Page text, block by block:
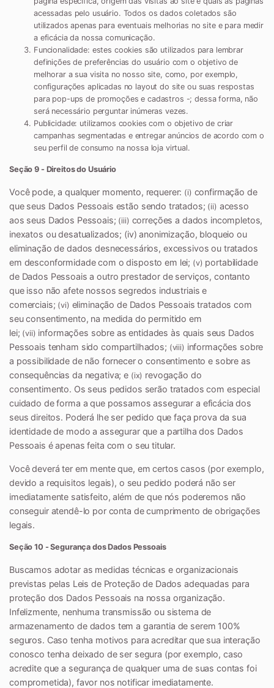
acessadas pelo usuário. Todos os dados coletados são
utilizados apenas para eventuais melhorias no site e para medir
a eficácia da nossa comunicação.
Funcionalidade: estes cookies são utilizados para lembrar
definições de preferências do usuário com o objetivo de
melhorar a sua visita no nosso site, como, por exemplo,
configurações aplicadas no layout do site ou suas respostas
para pop-ups de promoções e cadastros -; dessa forma, não
será necessário perguntar inúmeras vezes.
Publicidade: utilizamos cookies com o objetivo de criar
campanhas segmentadas e entregar anúncios de acordo com o
seu perfil de consumo na nossa loja virtual.
Seção 9 - Direitos do Usuário
Você pode, a qualquer momento, requerer: (i) confirmação de
que seus Dados Pessoais estão sendo tratados; (ii) acesso
aos seus Dados Pessoais; (iii) correções a dados incompletos,
inexatos ou desatualizados; (iv) anonimização, bloqueio ou
eliminação de dados desnecessários, excessivos ou tratados
em desconformidade com o disposto em lei; (v) portabilidade
de Dados Pessoais a outro prestador de serviços, contanto
que isso não afete nossos segredos industriais e
comerciais; (vi) eliminação de Dados Pessoais tratados com
seu consentimento, na medida do permitido em
lei; (vii) informações sobre as entidades às quais seus Dados
Pessoais tenham sido compartilhados; (viii) informações sobre
a possibilidade de não fornecer o consentimento e sobre as
consequências da negativa; e (ix) revogação do
consentimento. Os seus pedidos serão tratados com especial
cuidado de forma a que possamos assegurar a eficácia dos
seus direitos. Poderá lhe ser pedido que faça prova da sua
identidade de modo a assegurar que a partilha dos Dados
Pessoais é apenas feita com o seu titular.
Você deverá ter em mente que, em certos casos (por exemplo,
devido a requisitos legais), o seu pedido poderá não ser
imediatamente satisfeito, além de que nós poderemos não
conseguir atendê-lo por conta de cumprimento de obrigações
legais.
Seção 10 - Segurança dos Dados Pessoais
Buscamos adotar as medidas técnicas e organizacionais
previstas pelas Leis de Proteção de Dados adequadas para
proteção dos Dados Pessoais na nossa organização.
Infelizmente, nenhuma transmissão ou sistema de
armazenamento de dados tem a garantia de serem 100%
seguros. Caso tenha motivos para acreditar que sua interação
conosco tenha deixado de ser segura (por exemplo, caso
acredite que a segurança de qualquer uma de suas contas foi
comprometida), favor nos notificar imediatamente.